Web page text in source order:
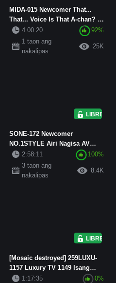
MIDA-015 Newcomer That...
That... Voice Is That A-chan? ?
100 Million Points of Ch...
4:00:20
92%
1 taon ang
nakalipas
25K
LIBRE
SONE-172 Newcomer
NO.1STYLE Airi Nagisa AV
Debut2:58:11
100%
3 taon ang
nakalipas
8.4K
LIBRE
[Mosaic destroyed] 259LUXU-
1157 Luxury TV 1149 Isang
magandang big-breasted na
1:17:35
0%